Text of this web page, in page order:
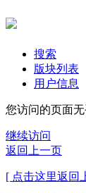
搜索
版块列表
用户信息
您访问的页面
继续访问
返回上一页
[ 点击这里返回